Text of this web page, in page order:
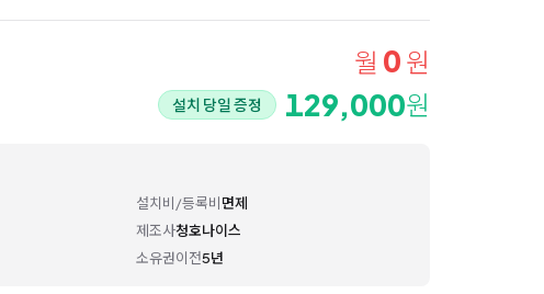
월 0 원
설치 당일 증정 129,000원
설치비/등록비면제
제조사청호나이스
소유권이전5년